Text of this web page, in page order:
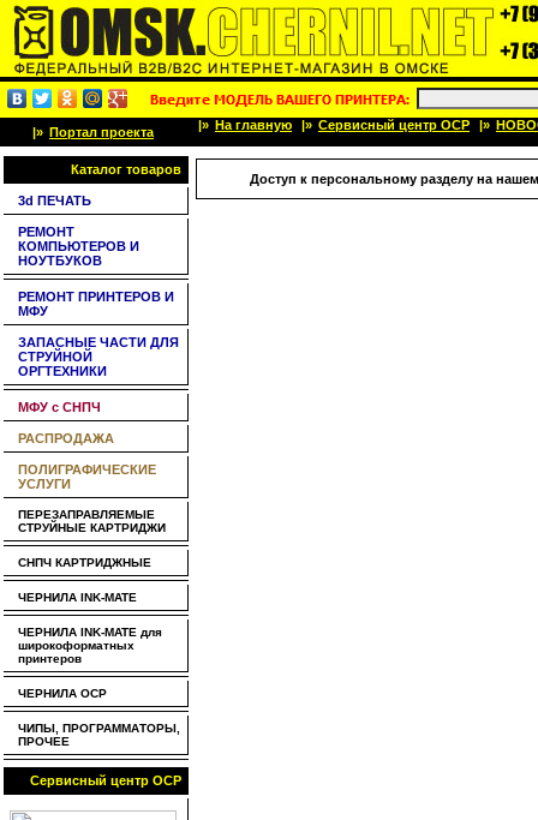
|» Портал проекта |» На главную |» Сервисный центр OCP |»
Каталог товаров
3d ПЕЧАТЬ
РЕМОНТ
КОМПЬЮТЕРОВ И
НОУТБУКОВ
РЕМОНТ ПРИНТЕРОВ И
МФУ
ЗАПАСНЫЕ ЧАСТИ ДЛЯ
СТРУЙНОЙ
ОРГТЕХНИКИ
МФУ с СНПЧ
РАСПРОДАЖА
ПОЛИГРАФИЧЕСКИЕ
УСЛУГИ
ПЕРЕЗАПРАВЛЯЕМЫЕ
СТРУЙНЫЕ КАРТРИДЖИ
СНПЧ КАРТРИДЖНЫЕ
ЧЕРНИЛА INK-MATE
ЧЕРНИЛА INK-MATE для
широкоформатных
принтеров
ЧЕРНИЛА OCP
ЧИПЫ, ПРОГРАММАТОРЫ,
ПРОЧЕЕ
Сервисный центр OCP
Доступ к персональному разделу на